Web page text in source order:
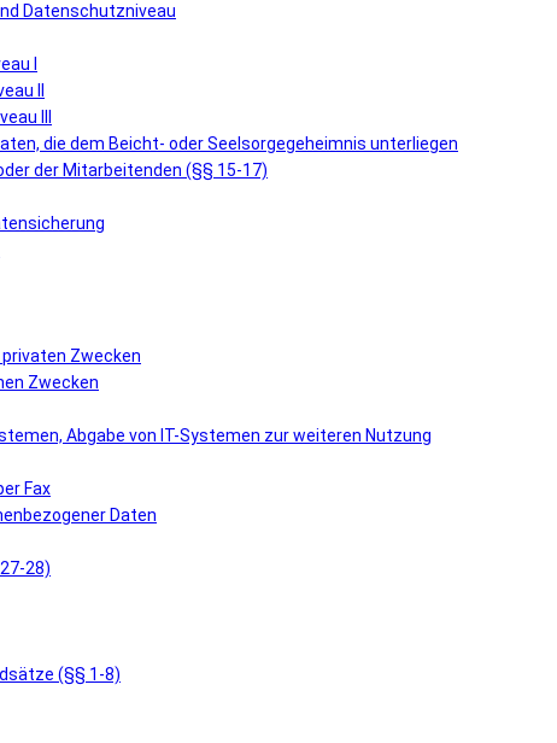
Datenschutzniveau
I
II
III
die dem Beicht- oder Seelsorgegeheimnis unterliegen
der Mitarbeitenden (§§ 15-17)
Zwecken
Zwecken
Abgabe von IT-Systemen zur weiteren Nutzung
Fax
Daten
28)
(§§ 1-8)